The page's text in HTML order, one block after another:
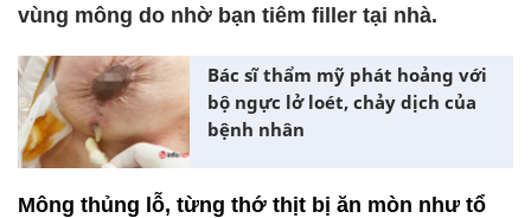
vùng mông do nhờ bạn tiêm filler tại nhà.
Bác sĩ thẩm mỹ phát hoảng với
bộ ngực lở loét, chảy dịch của
bệnh nhân
Mông thủng lỗ, từng thớ thịt bị ăn mòn như tổ